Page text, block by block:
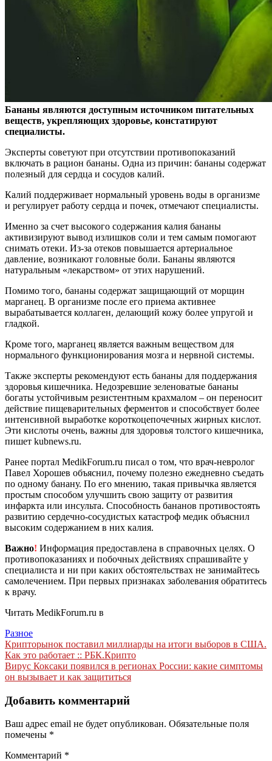
Бананы являются доступным источником питательных
веществ, укрепляющих здоровье, констатируют
специалисты.
Эксперты советуют при отсутствии противопоказаний
включать в рацион бананы. Одна из причин: бананы содержат
полезный для сердца и сосудов калий.
Калий поддерживает нормальный уровень воды в организме
и регулирует работу сердца и почек, отмечают специалисты.
Именно за счет высокого содержания калия бананы
активизируют вывод излишков соли и тем самым помогают
снимать отеки. Из-за отеков повышается артериальное
давление, возникают головные боли. Бананы являются
натуральным «лекарством» от этих нарушений.
Помимо того, бананы содержат защищающий от морщин
марганец. В организме после его приема активнее
вырабатывается коллаген, делающий кожу более упругой и
гладкой.
Кроме того, марганец является важным веществом для
нормального функционирования мозга и нервной системы.
Также эксперты рекомендуют есть бананы для поддержания
здоровья кишечника. Недозревшие зеленоватые бананы
богаты устойчивым резистентным крахмалом – он переносит
действие пищеварительных ферментов и способствует более
интенсивной выработке короткоцепочечных жирных кислот.
Эти кислоты очень, важны для здоровья толстого кишечника,
пишет kubnews.ru.
Ранее портал MedikForum.ru писал о том, что врач-невролог
Павел Хорошев объяснил, почему полезно ежедневно съедать
по одному банану. По его мнению, такая привычка является
простым способом улучшить свою защиту от развития
инфаркта или инсульта. Способность бананов противостоять
развитию сердечно-сосудистых катастроф медик объяснил
высоким содержанием в них калия.
Важно! Информация предоставлена в справочных целях. О
противопоказаниях и побочных действиях спрашивайте у
специалиста и ни при каких обстоятельствах не занимайтесь
самолечением. При первых признаках заболевания обратитесь
к врачу.
Читать MedikForum.ru в
Разное
Навигация
по
записям
Крипторынок поставил миллиарды на итоги выборов в США.
Как это работает :: РБК.Крипто
Вирус Коксаки появился в регионах России: какие симптомы
он вызывает и как защититься
Добавить комментарий
Ваш адрес email не будет опубликован. Обязательные поля
помечены *
Комментарий *